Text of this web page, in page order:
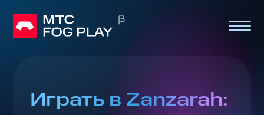
Играть в Zanzarah: